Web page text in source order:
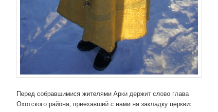
Перед собравшимися жителями Арки держит слово глава
Охотского района, приехавший с нами на закладку церкви: